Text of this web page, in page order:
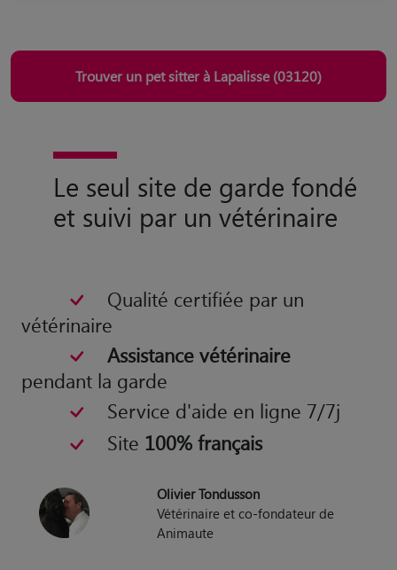
Trouver un pet sitter à Lapalisse (03120)
Le seul site de garde fondé
et suivi par un vétérinaire
Qualité certifiée par un
vétérinaire
Assistance vétérinaire
pendant la garde
Service d'aide en ligne 7/7j
Site 100% français
Olivier Tondusson
Vétérinaire et co-fondateur de
Animaute